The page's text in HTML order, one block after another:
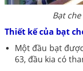
Bạt
Thiết kế của bạt
Một đầu bạt
63, đầu kia có